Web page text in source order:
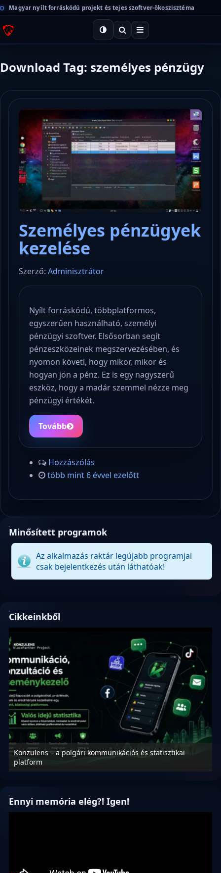
Magyar nyílt forráskódú projekt és tejes szoftver-ökoszisztéma
Download Tag: személyes pénzügy
Személyes pénzügyek
kezelése
Szerző: Adminisztrátor
Nyílt forráskódú, többplatformos,
egyszerűen használható, személyi
pénzügyi szoftver. Elsősorban segít
pénzeszközeinek megszervezésében, és
nyomon követi, hogy mikor, mikor és
hogyan jön a pénz. Ez is egy nagyszerű
eszköz, hogy a madár szemmel nézze meg
pénzügyi értékét.
Tovább
Hozzászólás
több mint 6 évvel ezelőtt
Minősített programok
Az alkalmazás raktár legújabb programjai
csak bejelentkezés után láthatóak!
Cikkeinkből
Konzulens – a polgári kommunikációs és statisztikai
platform
Ennyi memória elég?! Igen!